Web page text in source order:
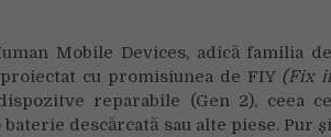
Mobile Devices, adică familia de
cu promisiunea de FIY (Fix it
reparabile (Gen 2), ceea ce
descărcată sau alte piese. Pur și